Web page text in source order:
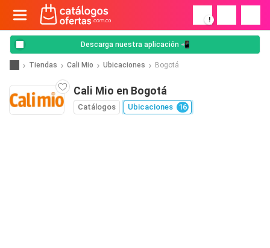
!
Descarga nuestra aplicación 📲
Tiendas Cali Mio Ubicaciones Bogotá
Cali Mio en Bogotá
Catálogos Ubicaciones 16